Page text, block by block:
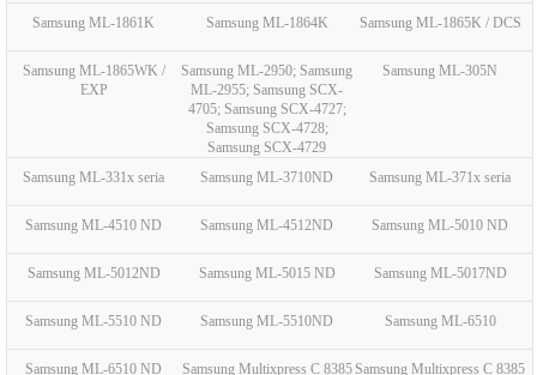
Samsung ML-1861K Samsung ML-1864K Samsung ML-1865K / DCS
Samsung ML-1865WK /
EXP
Samsung ML-2950; Samsung
ML-2955; Samsung SCX-
4705; Samsung SCX-4727;
Samsung SCX-4728;
Samsung SCX-4729
Samsung ML-305N
Samsung ML-331x seria Samsung ML-3710ND Samsung ML-371x seria
Samsung ML-4510 ND Samsung ML-4512ND Samsung ML-5010 ND
Samsung ML-5012ND Samsung ML-5015 ND Samsung ML-5017ND
Samsung ML-5510 ND Samsung ML-5510ND Samsung ML-6510
Samsung ML-6510 ND
Samsung Multixpress C 8385 Samsung Multixpress C 8385